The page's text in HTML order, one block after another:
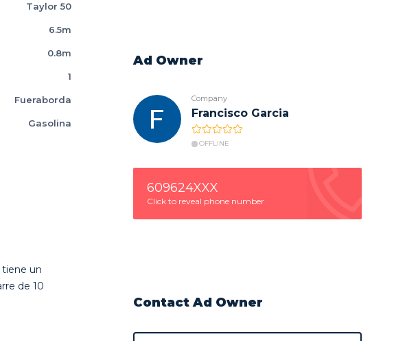
Taylor 50
6.5m
0.8m
1
Fueraborda
Gasolina
tiene un
de 10
Ad Owner
Company
Francisco Garcia
OFFLINE
609624XXX
Click to reveal phone number
Contact Ad Owner